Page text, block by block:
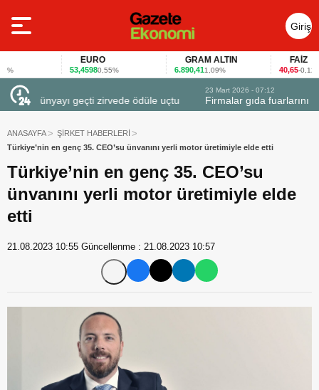
Giriş
Yap
EURO
53,45980,55%
GRAM ALTIN
6.890,411,09% 40,65-0,12%
Firmalar gıda fuarlarını bu anket ile değerlendirdi
ANASAYFA
ŞİRKET HABERLERİ
Türkiye’nin en genç 35. CEO’su ünvanını yerli motor üretimiyle elde etti
Türkiye’nin en genç 35. CEO’su
ünvanını yerli motor üretimiyle elde
etti
21.08.2023 10:55 Güncellenme : 21.08.2023 10:57